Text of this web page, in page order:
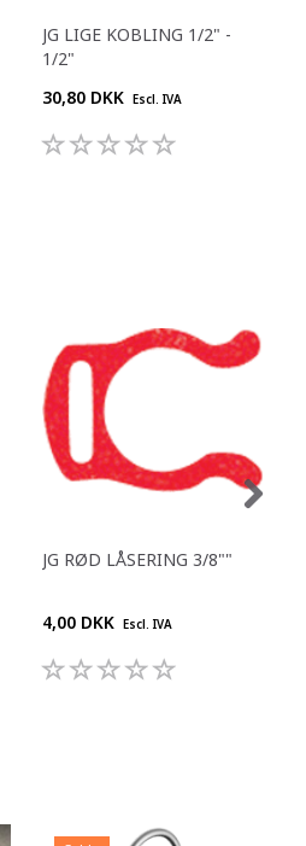
JG LIGE KOBLING 1/2" -
1/2"
30,80 DKK Escl. IVA
JG RØD LÅSERING 3/8""
4,00 DKK Escl. IVA